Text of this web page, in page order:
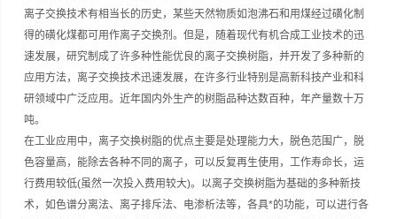
离子交换技术有相当长的历史，某些天然物质如泡沸石和用煤经过磺化制
得的磺化煤都可用作离子交换剂。但是，随着现代有机合成工业技术的迅
速发展，研究制成了许多种性能优良的离子交换树脂，并开发了多种新的
应用方法，离子交换技术迅速发展，在许多行业特别是高新科技产业和科
研领域中广泛应用。近年国内外生产的树脂品种达数百种，年产量数十万
吨。
在工业应用中，离子交换树脂的优点主要是处理能力大，脱色范围广，脱
色容量高，能除去各种不同的离子，可以反复再生使用，工作寿命长，运
行费用较低(虽然一次投入费用较大)。以离子交换树脂为基础的多种新技
术，如色谱分离法、离子排斥法、电渗析法等，各具*的功能，可以进行各